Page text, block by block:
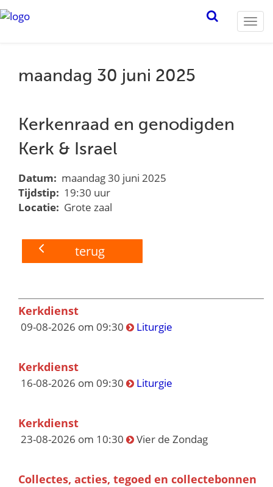
maandag 30 juni 2025
Kerkenraad en genodigden
Kerk & Israel
Datum: maandag 30 juni 2025
Tijdstip: 19:30 uur
Locatie: Grote zaal
terug
Kerkdienst
09-08-2026 om 09:30 Liturgie
Kerkdienst
16-08-2026 om 09:30 Liturgie
Kerkdienst
23-08-2026 om 10:30 Vier de Zondag
Collectes, acties, tegoed en collectebonnen